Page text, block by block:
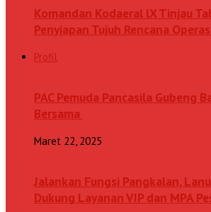
Komandan Kodaeral lX Tinjau
Penyiapan Tujuh Rencana
Profil
PAC Pemuda Pancasila Gubeng
Bersama
Maret 22, 2025
Jalankan Fungsi Pangkalan,
Dukung Layanan VIP dan MPA